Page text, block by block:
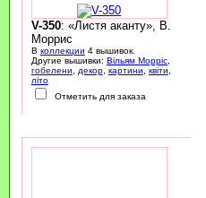
V-350: «Листя аканту», В.
Моррис
В коллекции 4 вышивок.
Другие вышивки: Вільям Морріс,
гобелени
декор, картини квіти
літо
Отметить для заказа